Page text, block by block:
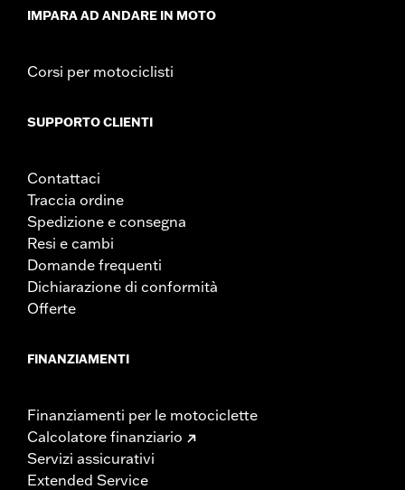
d.com/warranty for full details
IMPARA AD ANDARE IN MOTO
Corsi per motociclisti
SUPPORTO CLIENTI
Contattaci
Traccia ordine
Spedizione e consegna
Resi e cambi
Domande frequenti
Dichiarazione di conformità
Offerte
FINANZIAMENTI
Finanziamenti per le motociclette
Calcolatore finanziario
Servizi assicurativi
Extended Service